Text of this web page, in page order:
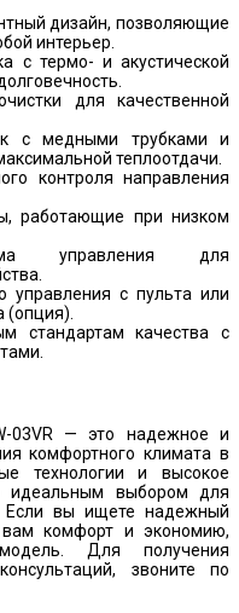
дизайн, позволяющие
интерьер.
с термо- и акустической
для качественной
с медными трубками и
теплоотдачи.
контроля направления
работающие при низком
управления для
управления с пульта или
(опция).
стандартам качества с
03VR — это надежное и
комфортного климата в
технологии и высокое
идеальным выбором для
Если вы ищете надежный
вам комфорт и экономию,
Для получения
звоните по